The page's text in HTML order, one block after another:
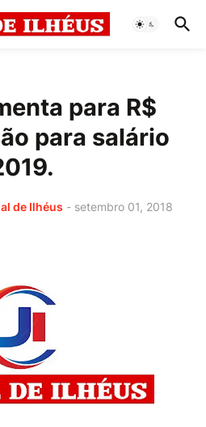
para R$
para salário
de Ilhéus - setembro 01, 2018